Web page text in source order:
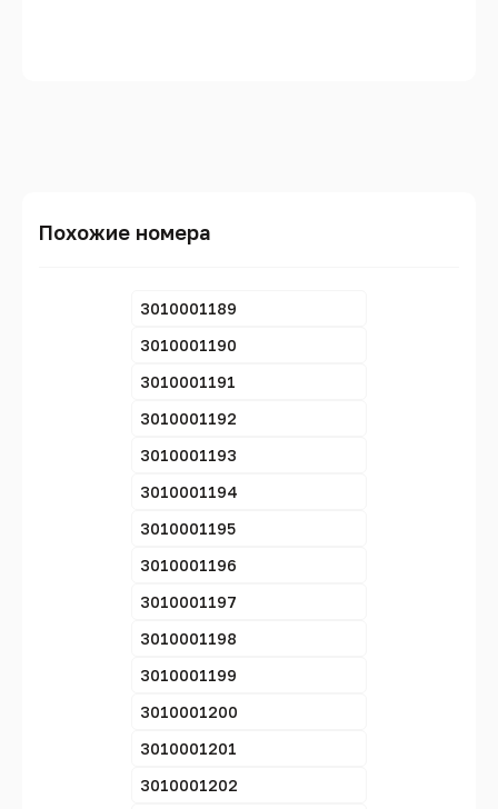
Похожие номера
3010001189
3010001190
3010001191
3010001192
3010001193
3010001194
3010001195
3010001196
3010001197
3010001198
3010001199
3010001200
3010001201
3010001202